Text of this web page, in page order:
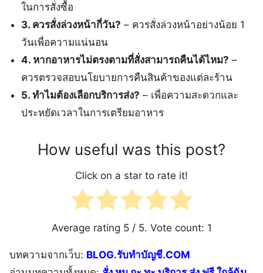
ในการสั่งซื้อ
3. ควรสั่งล่วงหน้ากี่วัน? – ควรสั่งล่วงหน้าอย่างน้อย 1
วันเพื่อความแน่นอน
4. หากอาหารไม่ตรงตามที่สั่งสามารถคืนได้ไหม? –
ควรตรวจสอบนโยบายการคืนสินค้าของแต่ละร้าน
5. ทำไมต้องเลือกบริการส่ง? – เพื่อความสะดวกและ
ประหยัดเวลาในการเตรียมอาหาร
How useful was this post?
Click on a star to rate it!
Average rating 5/ 5. Vote count: 1
บทความจากเว็บ: BLOG.รับทำบัญชี.COM